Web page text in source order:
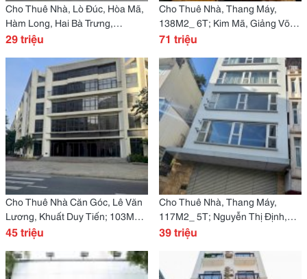
Cho Thuê Nhà, Lò Đúc, Hòa Mã,
Hàm Long, Hai Bà Trưng,
140M2X 2T -29 Tr
29 triệu
Cho Thuê Nhà, Thang Máy,
138M2_ 6T; Kim Mã, Giảng Võ,
Liễu Giai -71 Tr
71 triệu
Cho Thuê Nhà Căn Góc, Lê Văn
Lương, Khuất Duy Tiến; 103M2*
5T -45 Tr
45 triệu
Cho Thuê Nhà, Thang Máy,
117M2_ 5T; Nguyễn Thị Định,
Hoàng Ngân -39 Tr
39 triệu